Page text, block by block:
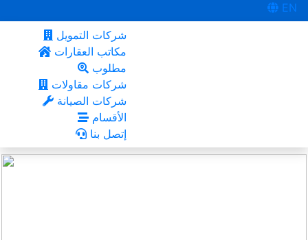
EN
شركات التمويل
مكاتب العقارات
مطلوب
شركات مقاولات
شركات الصيانة
الأقسام
إتصل بنا